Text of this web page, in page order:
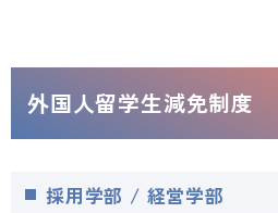
外国人留学生減免制度
採用学部 / 経営学部